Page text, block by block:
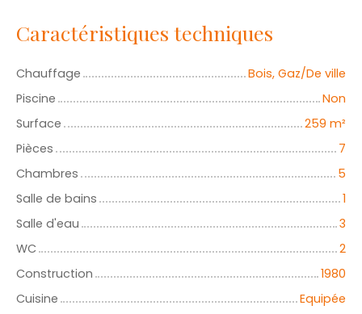
Caractéristiques techniques
Chauffage
Bois, Gaz/De ville
Piscine
Non
Surface
259 m²
Pièces
7
Chambres
5
Salle de bains
1
Salle d'eau
3
WC
2
Construction
1980
Cuisine
Equipée